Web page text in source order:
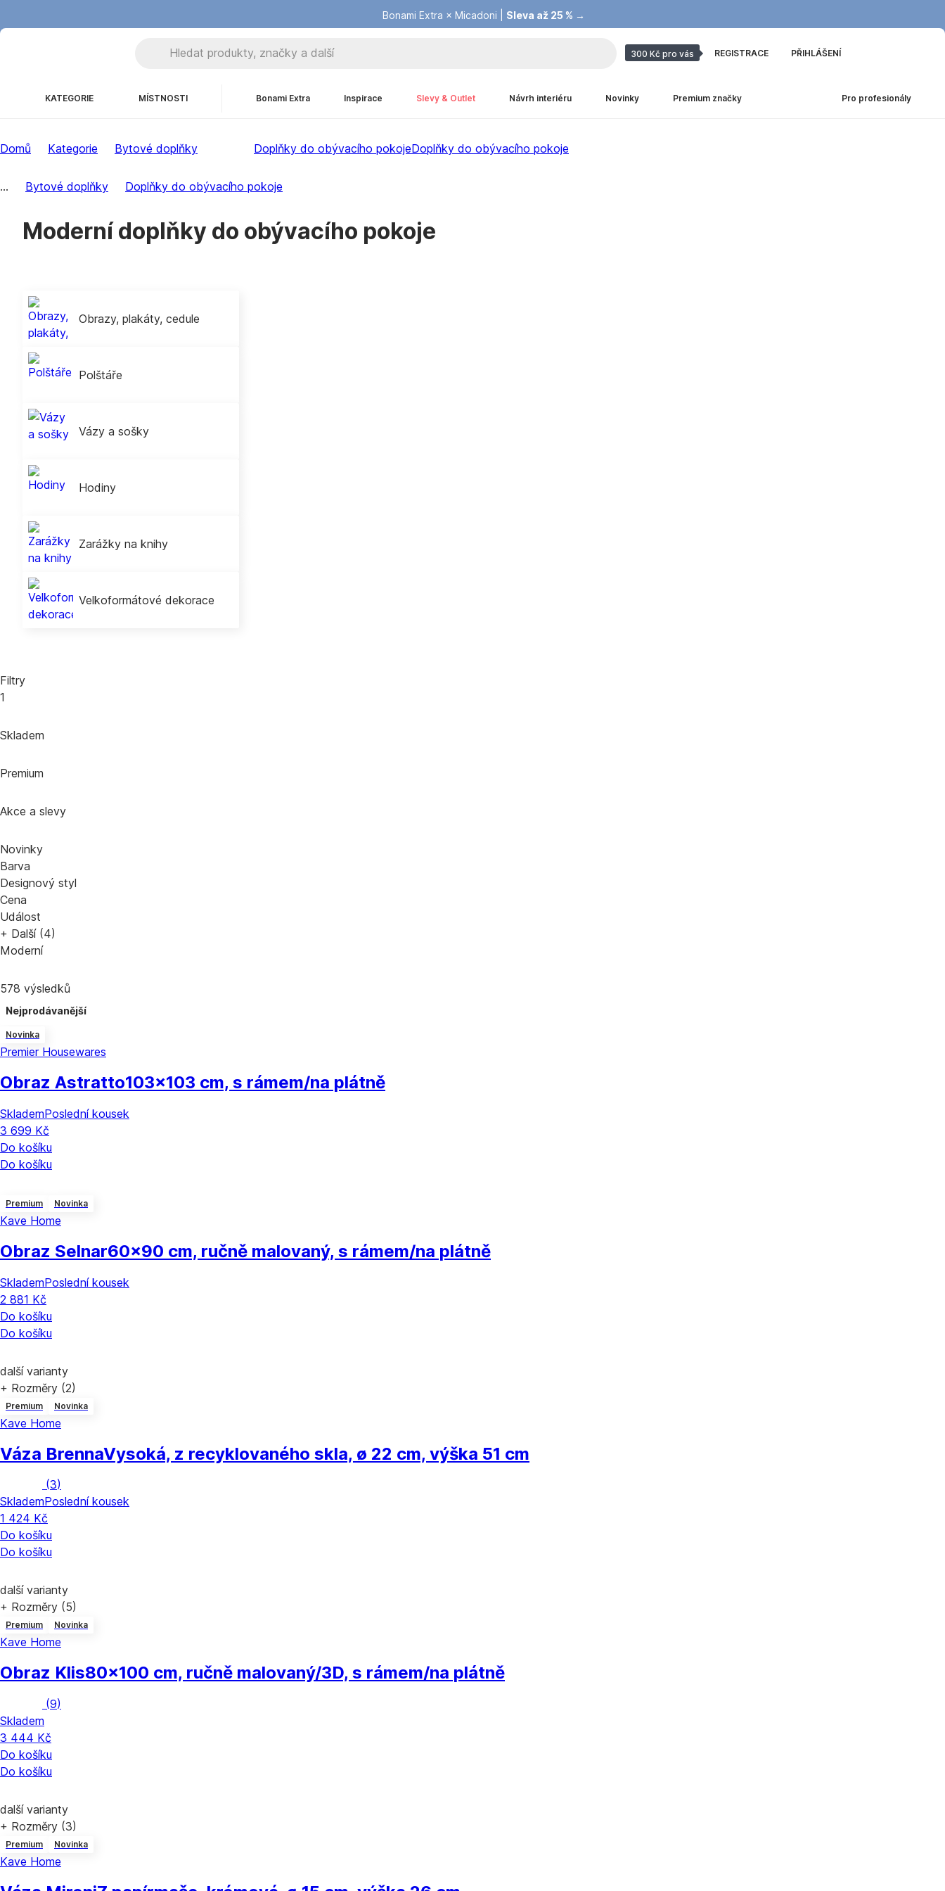
Bonami Extra × Micadoni | Sleva až 25 % →
Summer Sale |Ušetřete až 40 % →
300 Kč pro vás REGISTRACE PŘIHLÁŠENÍ
KATEGORIE MÍSTNOSTI Bonami Extra Inspirace Slevy & Outlet Návrh interiéru Novinky Premium značky Pro profesionály
Domů Kategorie Bytové doplňky Doplňky do obývacího pokojeDoplňky do obývacího pokoje
... Bytové doplňky Doplňky do obývacího pokoje
Moderní doplňky do obývacího pokoje
Obrazy, plakáty, cedule
Polštáře
Vázy a sošky
Hodiny
Zarážky na knihy
Velkoformátové dekorace
Filtry
1
Skladem
Premium
Akce a slevy
Novinky
Barva
Designový styl
Cena
Událost
+ Další (4)
Moderní
578 výsledků
Nejprodávanější
Novinka
Premier Housewares
Obraz Astratto103x103 cm, s rámem/na plátně
SklademPoslední kousek
3 699 Kč
Do košíku
Do košíku
Premium Novinka
Kave Home
Obraz Selnar60x90 cm, ručně malovaný, s rámem/na plátně
SklademPoslední kousek
2 881 Kč
Do košíku
Do košíku
další varianty
+ Rozměry (2)
Premium Novinka
Kave Home
Váza BrennaVysoká, z recyklovaného skla, ø 22 cm, výška 51 cm
(3)
SklademPoslední kousek
1 424 Kč
Do košíku
Do košíku
další varianty
+ Rozměry (5)
Premium Novinka
Kave Home
Obraz Klis80x100 cm, ručně malovaný/3D, s rámem/na plátně
(9)
Skladem
3 444 Kč
Do košíku
Do košíku
další varianty
+ Rozměry (3)
Premium Novinka
Kave Home